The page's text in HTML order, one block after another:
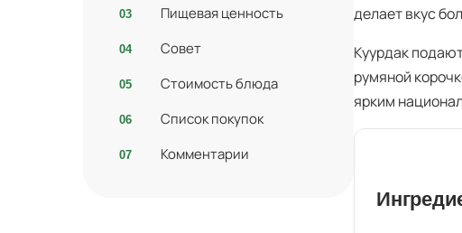
Пищевая ценность
Совет
Стоимость блюда
Список покупок
Комментарии
делает вкус
Куурдак
румяной
ярким